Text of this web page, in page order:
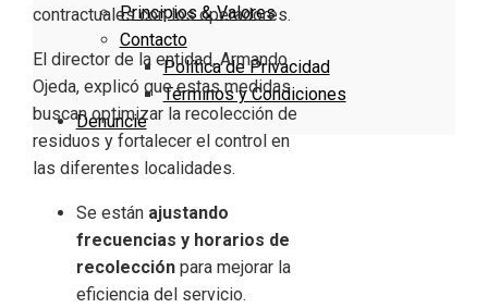
Principios & Valores
Contacto
Política de Privacidad
Términos y Condiciones
Denuncie
contractuales con los operadores.
El director de la entidad,Armando
Ojeda, explicó que estas medidas
buscan optimizar la recolección de
residuos y fortalecer el control en
las diferentes localidades.
Se están ajustando
frecuencias y horarios de
recolecciónpara mejorar la
eficiencia del servicio.